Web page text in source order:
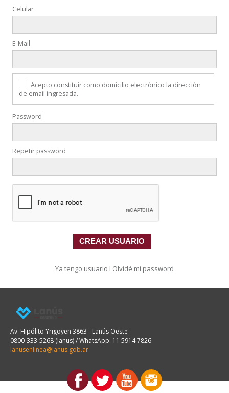
Celular
E-Mail
Acepto constituir como domicilio electrónico la dirección
de email ingresada.
Password
Repetir password
CREAR USUARIO
Ya tengo usuario I Olvidé mi password
Av. Hipólito Yrigoyen 3863 - Lanús Oeste
0800-333-5268 (lanus) / WhatsApp: 11 5914 7826
lanusenlinea@lanus.gob.ar